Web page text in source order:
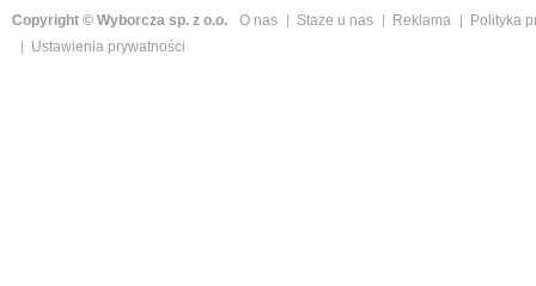
Copyright © Wyborcza sp. z o.o. O nas Staże u nas Reklama
Polityka
Ustawienia prywatności